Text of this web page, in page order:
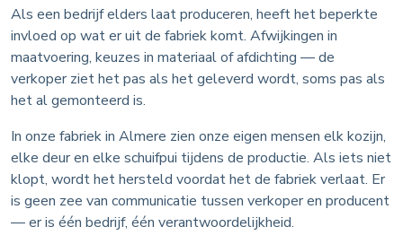
Als een bedrijf elders laat produceren, heeft het beperkte
invloed op wat er uit de fabriek komt. Afwijkingen in
maatvoering, keuzes in materiaal of afdichting — de
verkoper ziet het pas als het geleverd wordt, soms pas als
het al gemonteerd is.
In onze fabriek in Almere zien onze eigen mensen elk kozijn,
elke deur en elke schuifpui tijdens de productie. Als iets niet
klopt, wordt het hersteld voordat het de fabriek verlaat. Er
is geen zee van communicatie tussen verkoper en producent
— er is één bedrijf, één verantwoordelijkheid.